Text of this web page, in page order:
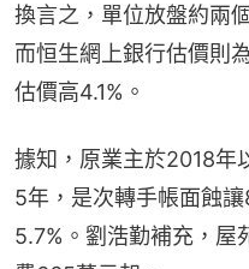
換言之，單位放盤約兩
而恒生網上銀行估價則
估價高4.1%。
據知，原業主於2018年
5年，是次轉手帳面蝕
5.7%。劉浩勤補充，屋